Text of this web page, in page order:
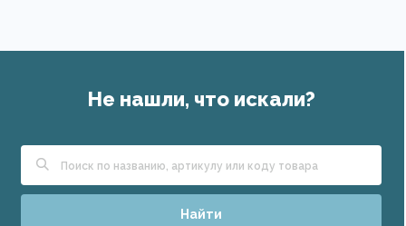
Не нашли, что искали?
Найти